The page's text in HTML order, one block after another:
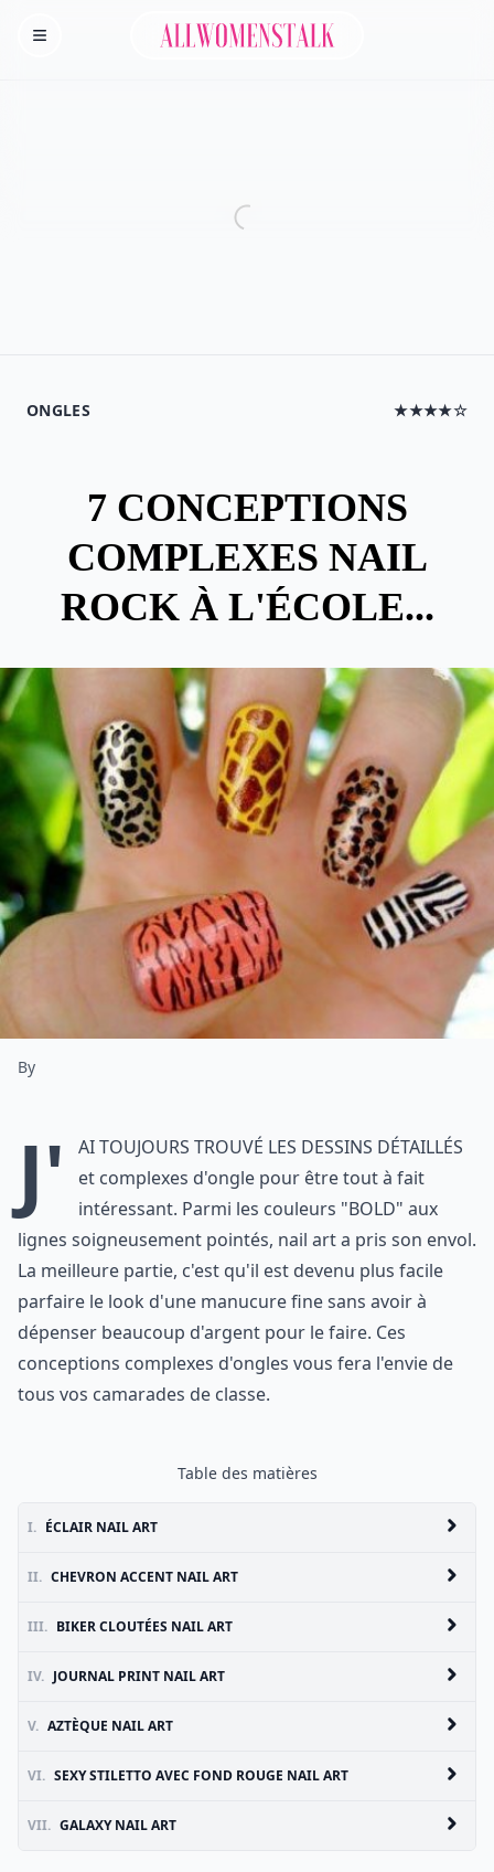
Homepage
Allwomenstalk
ONGLES ★★★★☆
7 CONCEPTIONS
COMPLEXES NAIL
ROCK À L'ÉCOLE...
By
J'
ai toujours trouvé les dessins détaillés
et complexes d'ongle pour être tout à fait
intéressant. Parmi les couleurs "BOLD" aux
lignes soigneusement pointés, nail art a pris son envol.
La meilleure partie, c'est qu'il est devenu plus facile
parfaire le look d'une manucure fine sans avoir à
dépenser beaucoup d'argent pour le faire. Ces
conceptions complexes d'ongles vous fera l'envie de
tous vos camarades de classe.
Table des matières
I. ÉCLAIR NAIL ART
II. CHEVRON ACCENT NAIL ART
III. BIKER CLOUTÉES NAIL ART
IV. JOURNAL PRINT NAIL ART
V. AZTÈQUE NAIL ART
VI. SEXY STILETTO AVEC FOND ROUGE NAIL ART
VII. GALAXY NAIL ART